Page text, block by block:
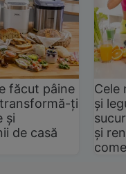
făcut pâine
ți
și
de casă
Cele
și
și